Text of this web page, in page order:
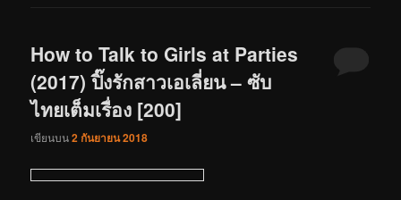
How to Talk to Girls at Parties
(2017) ปิ๊งรักสาวเอเลี่ยน – ซับ
ไทยเต็มเรื่อง [200]
เขียนบน2 กันยายน 2018